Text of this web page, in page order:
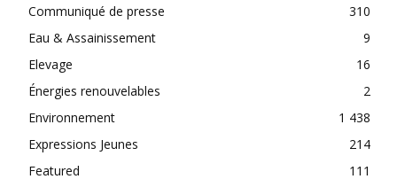
Communiqué de presse
310
Eau & Assainissement
9
Elevage
16
Énergies renouvelables
2
Environnement
1 438
Expressions Jeunes
214
Featured
111